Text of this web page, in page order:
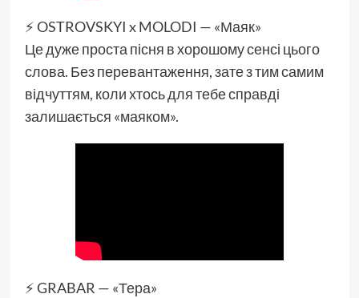
⚡️ OSTROVSKYI x MOLODI — «Маяк»
Це дуже проста пісня в хорошому сенсі цього
слова. Без перевантаження, зате з тим самим
відчуттям, коли хтось для тебе справді
залишається «маяком».
⚡️ GRABAR — «Тера»